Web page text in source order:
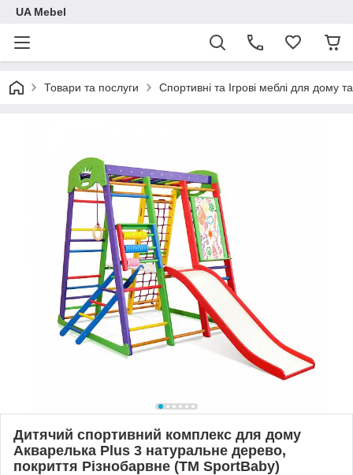
UA Mebel
Товари та послуги Спортивні та Ігрові меблі для дому
Дитячий спортивний комплекс для дому
Акварелька Plus 3 натуральне дерево,
покриття Різнобарвне (ТМ SportBaby)